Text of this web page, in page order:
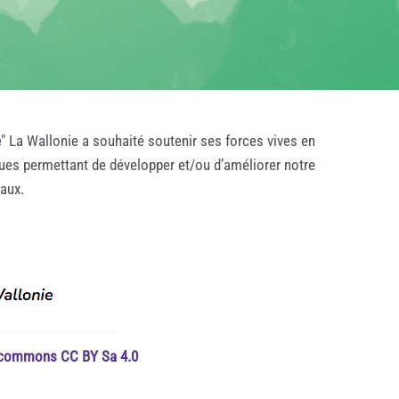
" La Wallonie a souhaité soutenir ses forces vives en
permettant de développer et/ou d’améliorer notre
CC BY Sa 4.0